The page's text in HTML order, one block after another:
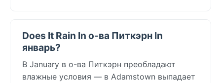
Does It Rain In о-ва Питкэрн In
январь?
В January в о-ва Питкэрн преобладают
влажные условия — в Adamstown выпадает